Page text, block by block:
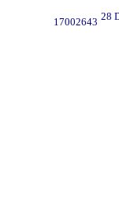
17002643 28